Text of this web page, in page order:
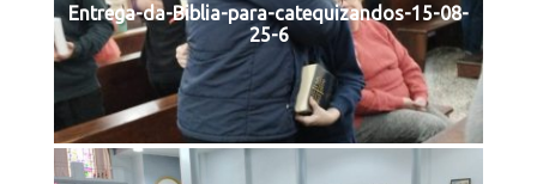
Entrega-da-Biblia-para-catequizandos-15-08-
25-6